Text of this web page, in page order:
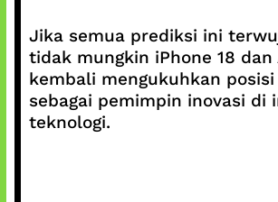
Jika semua prediksi ini
tidak mungkin iPhone 18 dan
kembali mengukuhkan posisi
sebagai pemimpin inovasi di
teknologi.